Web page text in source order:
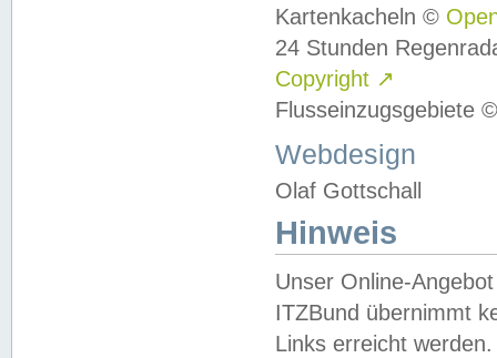
Kartenkacheln ©
24 Stunden
Copyright ↗
Flusseinzugsgebiete
Webdesign
Olaf Gottschall
Hinweis
Unser Online-
ITZBund übernimmt
Links erreicht